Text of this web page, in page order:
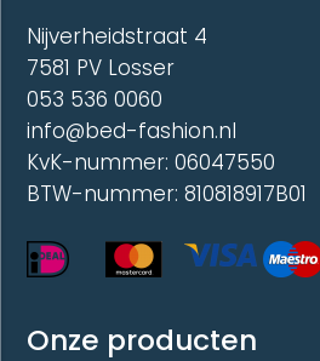
Nijverheidstraat 4
7581 PV Losser
053 536 0060
info@bed-fashion.nl
KvK-nummer: 06047550
BTW-nummer: 810818917B01
Onze producten